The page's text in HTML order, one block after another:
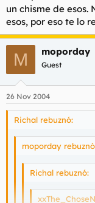
un chisme de esos.
esos, por eso te lo
M moporday
Guest
26 Nov 2004
Richal rebuznó:
moporday
Richal rebuznó: